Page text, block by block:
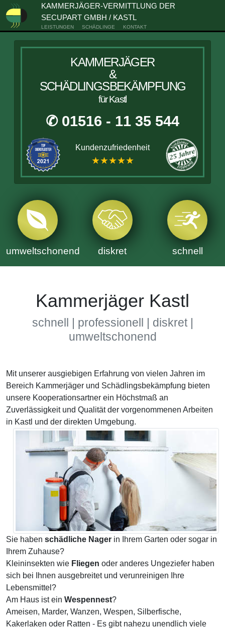
KAMMERJÄGER-VERMITTLUNG DER
SECUPART GMBH / KASTL
LEISTUNGEN SCHÄDLINGE KONTAKT
KAMMERJÄGER
&
SCHÄDLINGSBEKÄMPFUNG
für Kastl
✆ 01516 - 11 35 544
Kundenzufriedenheit
★★★★★
umweltschonend diskret schnell
Kammerjäger Kastl
schnell | professionell | diskret |
umweltschonend
Mit unserer ausgiebigen Erfahrung von vielen Jahren im
Bereich Kammerjäger und Schädlingsbekämpfung bieten
unsere Kooperationsartner ein Höchstmaß an
Zuverlässigkeit und Qualität der vorgenommenen Arbeiten
in Kastl und der direkten Umgebung.
Sie haben schädliche Nager in Ihrem Garten oder sogar in
Ihrem Zuhause?
Kleininsekten wie Fliegen oder anderes Ungeziefer haben
sich bei Ihnen ausgebreitet und verunreinigen Ihre
Lebensmittel?
Am Haus ist ein Wespennest?
Ameisen, Marder, Wanzen, Wespen, Silberfische,
Kakerlaken oder Ratten - Es gibt nahezu unendlich viele